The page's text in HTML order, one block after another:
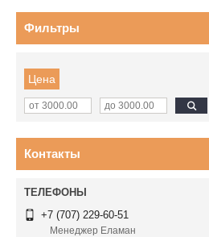
Фильтры
Цена
Контакты
+7 (707) 229-60-51
Менеджер Еламан